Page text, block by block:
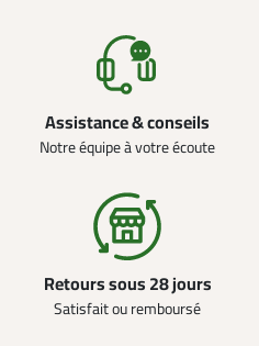
Assistance & conseils
Notre équipe à votre écoute
Retours sous 28 jours
Satisfait ou remboursé